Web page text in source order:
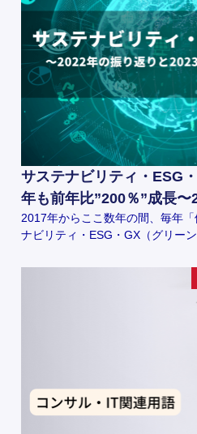
サステナビリティ・ESG
年も前年比”200％”成長
2017年からここ数年の間、毎年
ナビリティ・ESG・GX（グリー